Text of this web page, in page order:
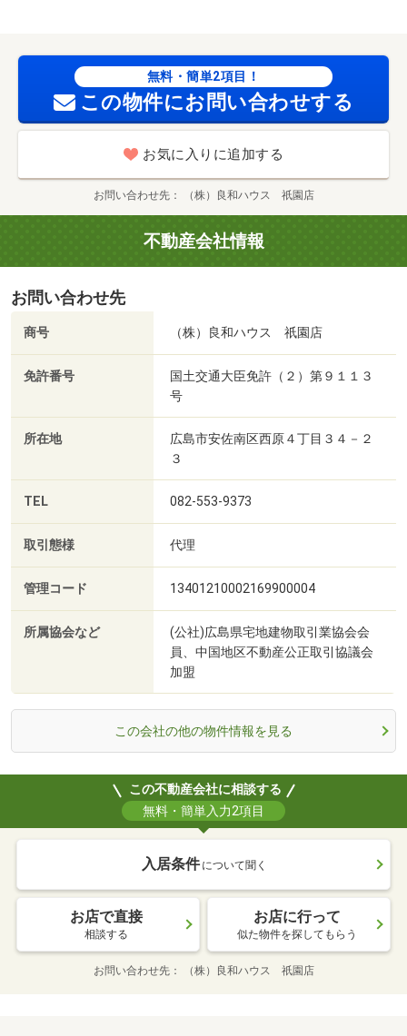
無料・簡単2項目！
この物件にお問い合わせする
お気に入りに追加する
お問い合わせ先 （株）良和ハウス 祇園店
不動産会社情報
お問い合わせ先
商号 （株）良和ハウス 祇園店
免許番号
国土交通大臣免許（２）第９１１３
号
所在地
広島市安佐南区西原４丁目３４－２
３
TEL 082-553-9373
取引態様 代理
管理コード 13401210002169900004
所属協会など
(公社)広島県宅地建物取引業協会会
員、中国地区不動産公正取引協議会
加盟
この会社の他の物件情報を見る
この不動産会社に相談する
無料・簡単入力2項目
入居条件 について聞く
お店で直接
相談する
お店に行って
似た物件を探してもらう
お問い合わせ先 （株）良和ハウス 祇園店